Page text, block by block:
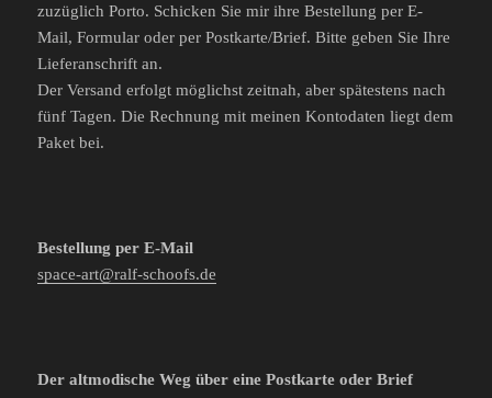
zuzüglich Porto. Schicken Sie mir ihre Bestellung per E-
Mail, Formular oder per Postkarte/Brief. Bitte geben Sie Ihre
Lieferanschrift an.
Der Versand erfolgt möglichst zeitnah, aber spätestens nach
fünf Tagen. Die Rechnung mit meinen Kontodaten liegt dem
Paket bei.
Bestellung per E-Mail
space-art@ralf-schoofs.de
Der altmodische Weg über eine Postkarte oder Brief